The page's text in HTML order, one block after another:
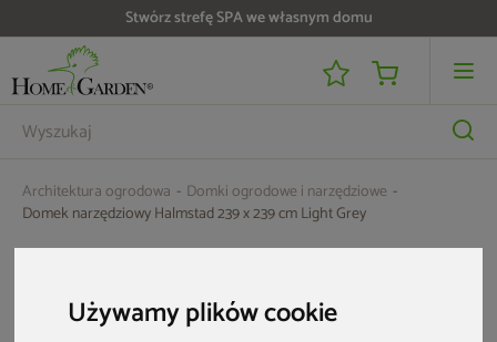
Używamy plików cookie
Stwórz strefę SPA we własnym domu
Do 25 000 zł zwrotu na kartę i raty RRSO 0%
Architektura ogrodowa
Domki ogrodowe i narzędziowe
Domek narzędziowy Halmstad 239 x 239 cm Light Grey